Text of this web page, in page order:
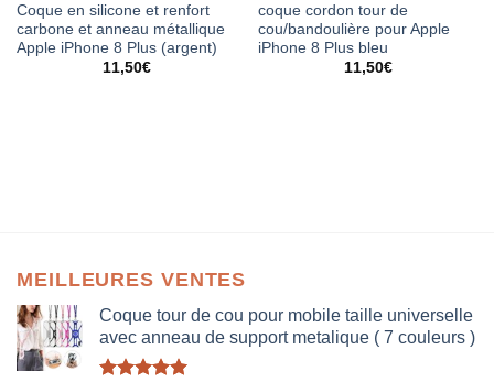
Coque en silicone et renfort
carbone et anneau métallique
Apple iPhone 8 Plus (argent)
11,50€
coque cordon tour de
cou/bandoulière pour Apple
iPhone 8 Plus bleu
11,50€
MEILLEURES VENTES
Coque tour de cou pour mobile taille universelle
avec anneau de support metalique ( 7 couleurs )